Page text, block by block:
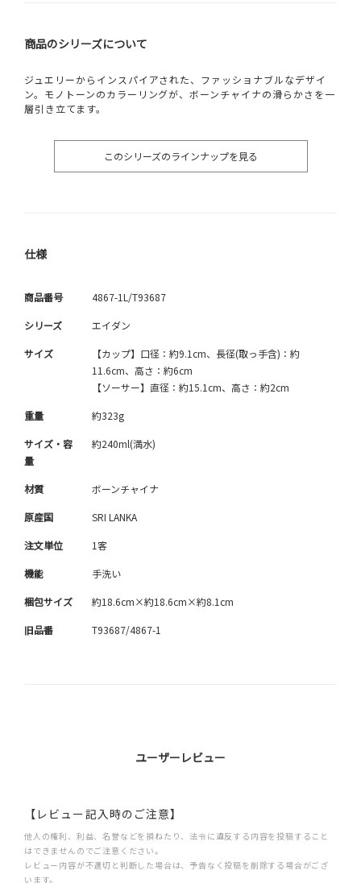
商品のシリーズについて
ジュエリーからインスパイアされた、ファッショナブルなデザイ
ン。モノトーンのカラーリングが、ボーンチャイナの滑らかさを一
層引き立てます。
このシリーズのラインナップを見る
仕様
商品番号 4867-1L/T93687
シリーズ エイダン
サイズ
【カップ】口径：約9.1cm、長径(取っ手含)：約
11.6cm、高さ：約6cm
【ソーサー】直径：約15.1cm、高さ：約2cm
重量 約323g
サイズ・容
量
約240ml(満水)
材質 ボーンチャイナ
原産国 SRI LANKA
注文単位 1客
機能 手洗い
梱包サイズ 約18.6cm×約18.6cm×約8.1cm
旧品番 T93687/4867-1
ユーザーレビュー
【レビュー記入時のご注意】
他人の権利、利益、名誉などを損ねたり、法令に違反する内容を投稿すること
はできませんのでご注意ください。
レビュー内容が不適切と判断した場合は、予告なく投稿を削除する場合がござ
います。